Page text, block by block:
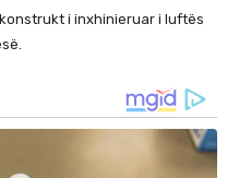
i inxhinieruar i luftës